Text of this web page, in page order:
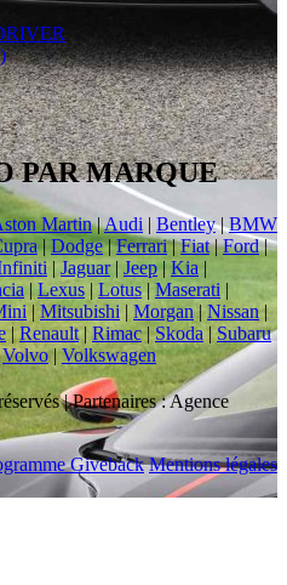
PAR MARQUE
Martin|Audi | Bentley|BMW
| Dodge|Ferrari|Fiat|Ford|
| Jaguar| Jeep|Kia |
|Lexus | Lotus| Maserati |
| Mitsubishi | Morgan|Nissan|
| Renault| Rimac|Skoda | Subaru
Volvo|Volkswagen
| Partenaires : Agence
Giveback Mentions légales